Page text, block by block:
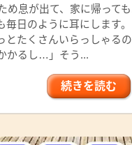
息が出て、家に帰って
毎日のように耳にします
たくさんいらっしゃる
かるし…」そう...
続きを読む